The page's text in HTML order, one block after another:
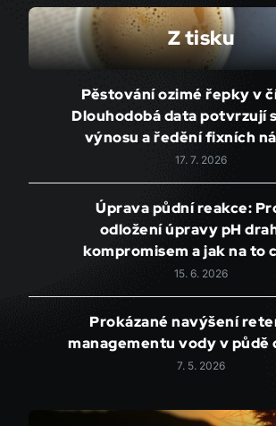
Z tisku
Pěstování ozimé řepky v
Dlouhodobá data potvrzují
výnosu a ředění fixních
17. 7. 2026
Úprava půdní reakce:
odložení úpravy pH
kompromisem a jak na to
15. 6. 2026
Prokázané navýšení
managementu vody v půdě
7. 5. 2026